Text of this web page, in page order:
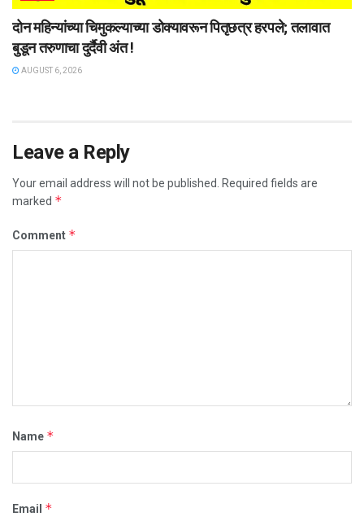
दोन महिन्यांच्या चिमुकल्याच्या डोक्यावरून पितृछत्र हरपले; तलावात
बुडून तरुणाचा दुर्दैवी अंत !
AUGUST 6, 2026
Leave a Reply
Your email address will not be published.
Required fields are
marked *
Comment *
Name *
Email *